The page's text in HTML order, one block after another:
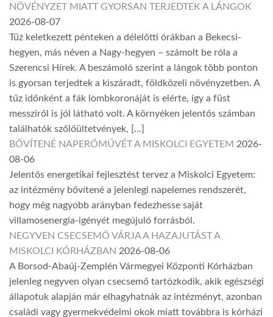
NÖVÉNYZET MIATT GYORSAN TERJEDTEK A LÁNGOK
2026-08-07
Tűz keletkezett pénteken a délelőtti órákban a Bekecsi-
hegyen, más néven a Nagy-hegyen – számolt be róla a
Szerencsi Hírek. A beszámoló szerint a lángok több ponton
is gyorsan terjedtek a kiszáradt, földközeli növényzetben. A
tűz időnként a fák lombkoronáját is elérte, így a füst
messziről is jól látható volt. A környéken jelentős számban
találhatók szőlőültetvények, […]
BŐVÍTENÉ NAPERŐMŰVÉT A MISKOLCI EGYETEM 2026-
08-06
Jelentős energetikai fejlesztést tervez a Miskolci Egyetem:
az intézmény bővítené a jelenlegi napelemes rendszerét,
hogy még nagyobb arányban fedezhesse saját
villamosenergia-igényét megújuló forrásból.
NEGYVEN CSECSEMŐ VÁRJA A HAZAJUTÁST A
MISKOLCI KÓRHÁZBAN 2026-08-06
A Borsod-Abaúj-Zemplén Vármegyei Központi Kórházban
jelenleg negyven olyan csecsemő tartózkodik, akik egészségi
állapotuk alapján már elhagyhatnák az intézményt, azonban
családi vagy gyermekvédelmi okok miatt továbbra is kórházi